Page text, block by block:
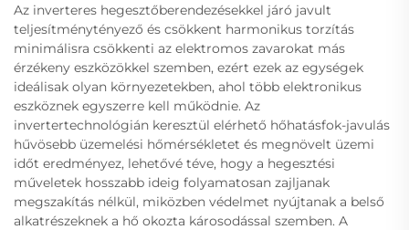
Az inverteres hegesztőberendezésekkel járó javult
teljesítménytényező és csökkent harmonikus torzítás
minimálisra csökkenti az elektromos zavarokat más
érzékeny eszközökkel szemben, ezért ezek az egységek
ideálisak olyan környezetekben, ahol több elektronikus
eszköznek egyszerre kell működnie. Az
invertertechnológián keresztül elérhető hőhatásfok-javulás
hűvösebb üzemelési hőmérsékletet és megnövelt üzemi
időt eredményez, lehetővé téve, hogy a hegesztési
műveletek hosszabb ideig folyamatosan zajljanak
megszakítás nélkül, miközben védelmet nyújtanak a belső
alkatrészeknek a hő okozta károsodással szemben. A